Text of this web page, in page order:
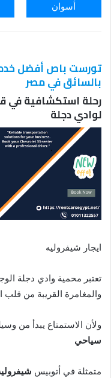
أسوان
تورست باص أفضل
بالسائق في مصر
لوادي دجلة
ايجار شيفروليه
تعتبر محمية وادي دجلة
والمغامرة القريبة من قلب
ولأن الاستمتاع يبدأ من
سياحي
متمثلة في أتوبيس